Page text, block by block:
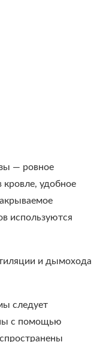
— ровное
кровле, удобное
используются
следует
с помощью